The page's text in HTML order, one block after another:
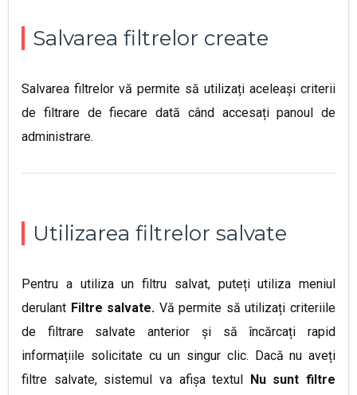
Salvarea filtrelor create
Salvarea filtrelor vă permite să utilizați aceleași criterii
de filtrare de fiecare dată când accesați panoul de
administrare.
Utilizarea filtrelor salvate
Pentru a utiliza un filtru salvat, puteți utiliza meniul
derulant Filtre salvate. Vă permite să utilizați criteriile
de filtrare salvate anterior și să încărcați rapid
informațiile solicitate cu un singur clic. Dacă nu aveți
filtre salvate, sistemul va afișa textul Nu sunt filtre